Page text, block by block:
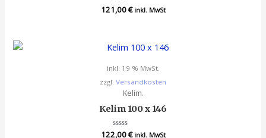
Bewertet
mit
121,00€ inkl. MwSt
inkl. 19 % MwSt.
zzgl. Versandkosten
Kelim.
Kelim 100 x 146
Bewertet
122,00€ inkl. MwSt